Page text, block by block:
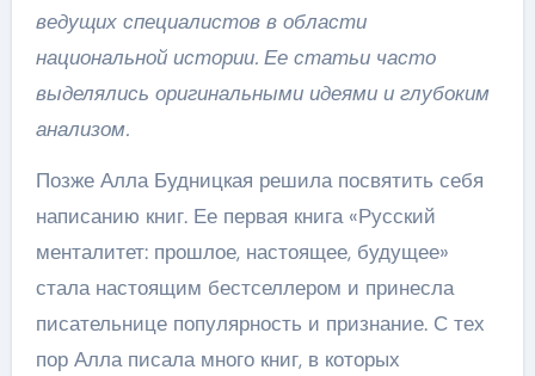
ведущих специалистов в области
национальной истории. Ее статьи часто
выделялись оригинальными идеями и глубоким
анализом.
Позже Алла Будницкая решила посвятить себя
написанию книг. Ее первая книга «Русский
менталитет: прошлое, настоящее, будущее»
стала настоящим бестселлером и принесла
писательнице популярность и признание. С тех
пор Алла писала много книг, в которых